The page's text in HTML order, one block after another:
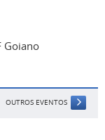
Goiano
OUTROS EVENTOS